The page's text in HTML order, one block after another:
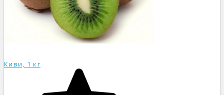
Киви, 1 кг